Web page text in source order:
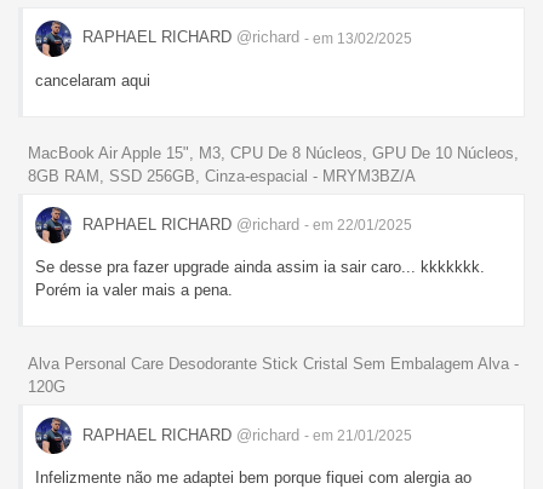
RAPHAEL RICHARD @richard - em 13/02/2025
cancelaram aqui
MacBook Air Apple 15", M3, CPU De 8 Núcleos, GPU De 10 Núcleos,
8GB RAM, SSD 256GB, Cinza-espacial - MRYM3BZ/A
RAPHAEL RICHARD @richard - em 22/01/2025
Se desse pra fazer upgrade ainda assim ia sair caro... kkkkkkk.
Porém ia valer mais a pena.
Alva Personal Care Desodorante Stick Cristal Sem Embalagem Alva -
120G
RAPHAEL RICHARD @richard - em 21/01/2025
Infelizmente não me adaptei bem porque fiquei com alergia ao